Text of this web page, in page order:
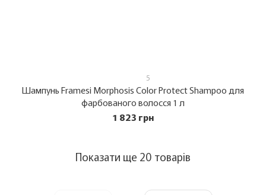
5
Шампунь Framesi Morphosis Color Protect Shampoo для
фарбованого волосся 1 л
1 823 грн
Показати ще 20 товарів